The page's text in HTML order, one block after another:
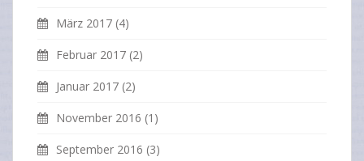
März 2017 (4)
Februar 2017 (2)
Januar 2017 (2)
November 2016 (1)
September 2016 (3)